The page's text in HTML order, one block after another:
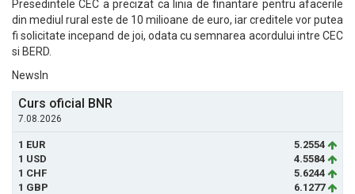
Presedintele CEC a precizat ca linia de finantare pentru afacerile
din mediul rural este de 10 milioane de euro, iar creditele vor putea
fi solicitate incepand de joi, odata cu semnarea acordului intre CEC
si BERD.
NewsIn
Curs oficial BNR
7.08.2026
1 EUR
5.2554
1 USD
4.5584
1 CHF
5.6244
1 GBP
6.1277